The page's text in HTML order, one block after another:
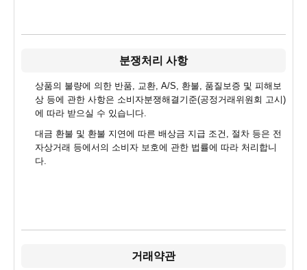
분쟁처리 사항
상품의 불량에 의한 반품, 교환, A/S, 환불, 품질보증 및 피해보
상 등에 관한 사항은 소비자분쟁해결기준(공정거래위원회 고시)
에 따라 받으실 수 있습니다.
대금 환불 및 환불 지연에 따른 배상금 지급 조건, 절차 등은 전
자상거래 등에서의 소비자 보호에 관한 법률에 따라 처리합니
다.
거래약관